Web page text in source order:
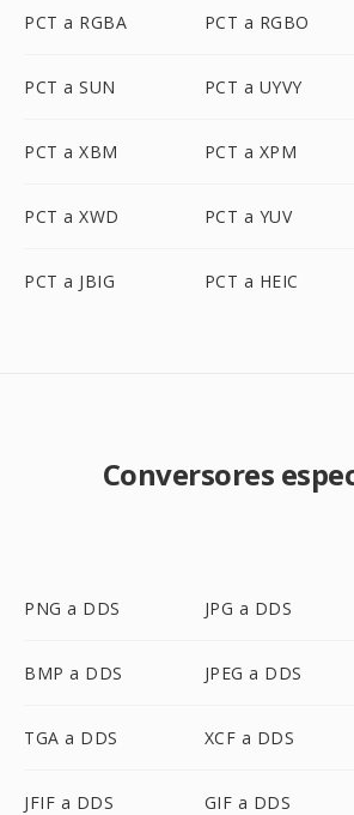
PCT a RGBA PCT a RGBO
PCT a SUN PCT a UYVY
PCT a XBM PCT a XPM
PCT a XWD PCT a YUV
PCT a JBIG PCT a HEIC
Conversores
PNG a DDS JPG a DDS
BMP a DDS JPEG a DDS
TGA a DDS XCF a DDS
JFIF a DDS GIF a DDS